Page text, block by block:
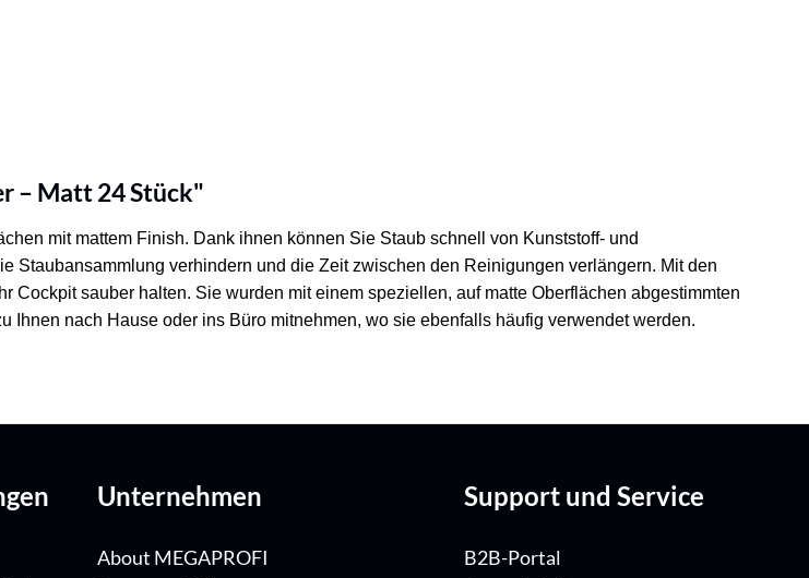
– Matt 24 Stück"
mit mattem Finish. Dank ihnen können Sie Staub schnell von Kunststoff- und
Staubansammlung verhindern und die Zeit zwischen den Reinigungen verlängern. Mit den
sauber halten. Sie wurden mit einem speziellen, auf matte Oberflächen abgestimmten
nach Hause oder ins Büro mitnehmen, wo sie ebenfalls häufig verwendet werden.
Unternehmen
About MEGAPROFI
Support und Service
B2B-Portal